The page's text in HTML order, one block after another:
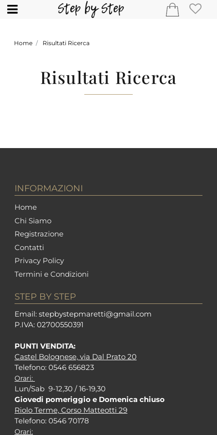
Open
Home Risultati Ricerca
Risultati Ricerca
INFORMAZIONI
Home
Chi Siamo
Registrazione
Contatti
Privacy Policy
Termini e Condizioni
STEP BY STEP
Email: stepbystepmaretti@gmail.com
P.IVA: 02700550391
PUNTI VENDITA:
Castel Bolognese, via Dal Prato 20
Telefono: 0546 656823
Orari:
Lun/Sab 9-12,30 / 16-19,30
Giovedi pomeriggio e Domenica chiuso
Riolo Terme, Corso Matteotti 29
Telefono: 0546 70178
Orari: